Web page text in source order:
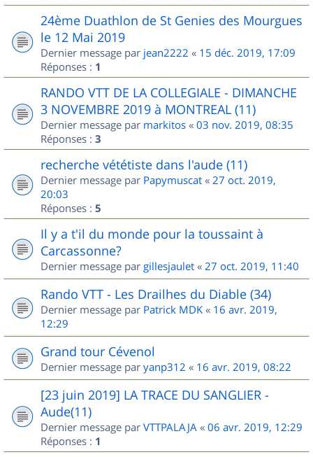
24ème Duathlon de St Genies des Mourgues
le 12 Mai 2019
Dernier message par jean2222 « 15 déc. 2019, 17:09
Réponses : 1
RANDO VTT DE LA COLLEGIALE - DIMANCHE
3 NOVEMBRE 2019 à MONTREAL (11)
Dernier message par markitos « 03 nov. 2019, 08:35
Réponses : 3
recherche vététiste dans l'aude (11)
Dernier message par Papymuscat « 27 oct. 2019,
20:03
Réponses : 5
Il y a t'il du monde pour la toussaint à
Carcassonne?
Dernier message par gillesjaulet « 27 oct. 2019, 11:40
Rando VTT - Les Drailhes du Diable (34)
Dernier message par Patrick MDK « 16 avr. 2019,
12:29
Grand tour Cévenol
Dernier message par yanp312 « 16 avr. 2019, 08:22
[23 juin 2019] LA TRACE DU SANGLIER -
Aude(11)
Dernier message par VTTPALAJA « 06 avr. 2019, 12:29
Réponses : 1